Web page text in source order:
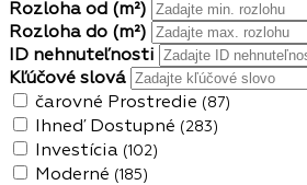
Rozloha od (m²)
Rozloha do (m²)
ID nehnuteľnosti
Kľúčové slová
čarovné Prostredie (87)
Ihneď Dostupné (283)
Investícia (102)
Moderné (185)